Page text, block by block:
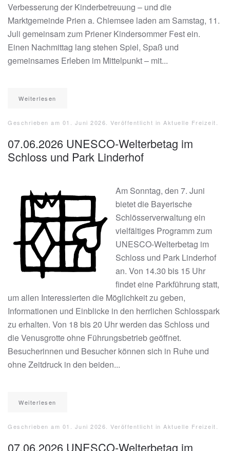
Verbesserung der Kinderbetreuung – und die
Marktgemeinde Prien a. Chiemsee laden am Samstag, 11.
Juli gemeinsam zum Priener Kindersommer Fest ein.
Einen Nachmittag lang stehen Spiel, Spaß und
gemeinsames Erleben im Mittelpunkt – mit...
Weiterlesen
Geschrieben am 01. Juni 2026 . Veröffentlicht in Aktuelle Freizeit
07.06.2026 UNESCO-Welterbetag im
Schloss und Park Linderhof
Am Sonntag, den 7. Juni
bietet die Bayerische
Schlösserverwaltung ein
vielfältiges Programm zum
UNESCO-Welterbetag im
Schloss und Park Linderhof
an. Von 14.30 bis 15 Uhr
findet eine Parkführung statt,
um allen Interessierten die Möglichkeit zu geben,
Informationen und Einblicke in den herrlichen Schlosspark
zu erhalten. Von 18 bis 20 Uhr werden das Schloss und
die Venusgrotte ohne Führungsbetrieb geöffnet.
Besucherinnen und Besucher können sich in Ruhe und
ohne Zeitdruck in den beiden...
Weiterlesen
Geschrieben am 01. Juni 2026 . Veröffentlicht in Aktuelle Freizeit
07.06.2026 UNESCO-Welterbetag im